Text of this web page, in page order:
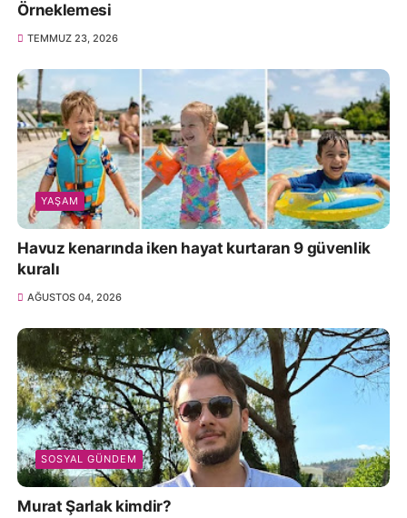
Örneklemesi
TEMMUZ 23, 2026
YAŞAM
Havuz kenarında iken hayat kurtaran 9 güvenlik
kuralı
AĞUSTOS 04, 2026
SOSYAL GÜNDEM
Murat Şarlak kimdir?